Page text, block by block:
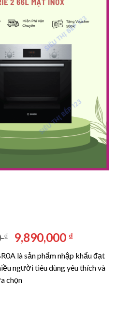
₫
Giá
gốc
là:
12,390,000 ₫.
9,890,000 ₫Giá
hiện
tại
là:
là sản phẩm nhập khẩu đạt
người tiêu dùng yêu thích và
chọn